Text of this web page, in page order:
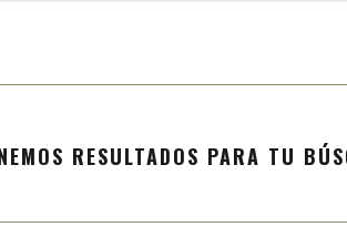
RESULTADOS PARA TU